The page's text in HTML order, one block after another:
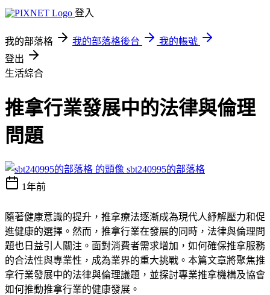
登入
我的部落格 我的部落格後台
我的帳號
登出
生活綜合
推拿行業發展中的法律與倫理
問題
sbt240995的部落格
1年前
隨著健康意識的提升，推拿療法逐漸成為現代人紓解壓力和促
進健康的選擇。然而，推拿行業在發展的同時，法律與倫理問
題也日益引人關注。面對消費者需求增加，如何確保推拿服務
的合法性與專業性，成為業界的重大挑戰。本篇文章將聚焦推
拿行業發展中的法律與倫理議題，並探討專業推拿機構及協會
如何推動推拿行業的健康發展。